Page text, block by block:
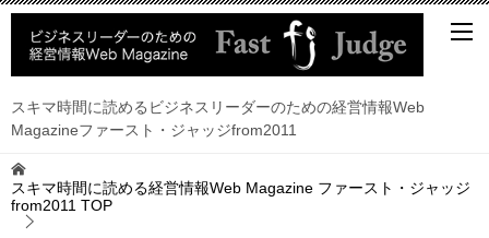
スキマ時間に読めるビジネスリーダーのための経営情報Web
Magazineファースト・ジャッジfrom2011
スキマ時間に読める経営情報Web Magazine ファースト・ジャッジ
from2011 TOP